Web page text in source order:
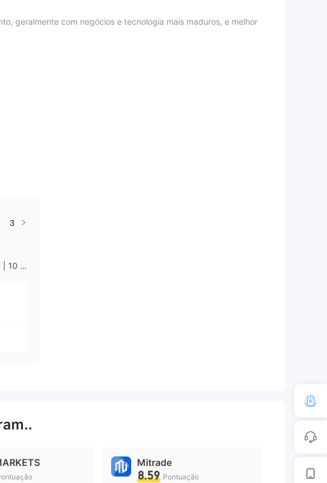
geralmente com negócios e tecnologia mais maduros, e melhor
3
| 10 |
Mitrade
8.59 Pontuação